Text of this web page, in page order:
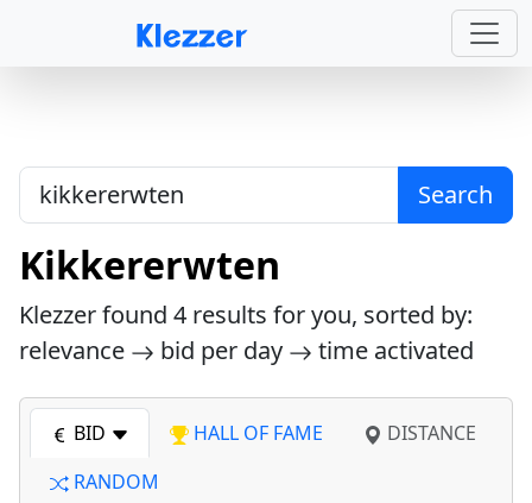
Search
Kikkererwten
Klezzer found 4 results for you, sorted by:
relevance
bid per day time activated
BID HALL OF FAME
DISTANCE
RANDOM